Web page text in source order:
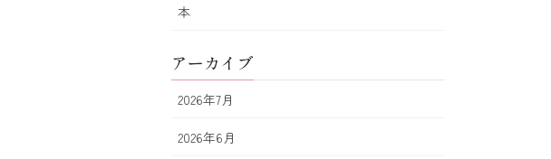
本
アーカイブ
2026年7月
2026年6月